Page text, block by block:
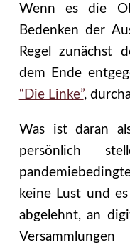
Wenn es die
Bedenken der
Regel zunächst
dem Ende
“Die Linke”,
Was ist daran
persönlich
keine Lust und
abgelehnt, an